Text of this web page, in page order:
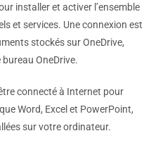
installer et activer l’ensemble
et services. Une connexion est
stockés sur OneDrive,
OneDrive.
connecté à Internet pour
Word, Excel et PowerPoint,
sur votre ordinateur.